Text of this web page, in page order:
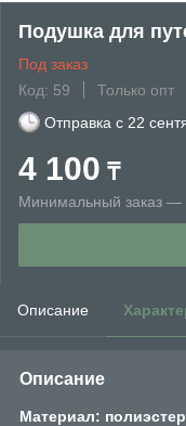
Подушка для
Под заказ
Код: 59
Только опт
Отправка с 22
4 100 ₸
Минимальный заказ —
Описание
Описание
Материал: